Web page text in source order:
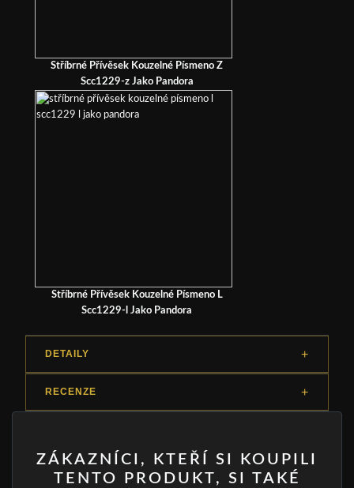
Stříbrné Přívěsek Kouzelné Písmeno Z
Scc1229-z Jako Pandora
Stříbrné Přívěsek Kouzelné Písmeno L
Scc1229-l Jako Pandora
DETAILY
RECENZE
ZÁKAZNÍCI, KTEŘÍ SI KOUPILI
TENTO PRODUKT, SI TAKÉ